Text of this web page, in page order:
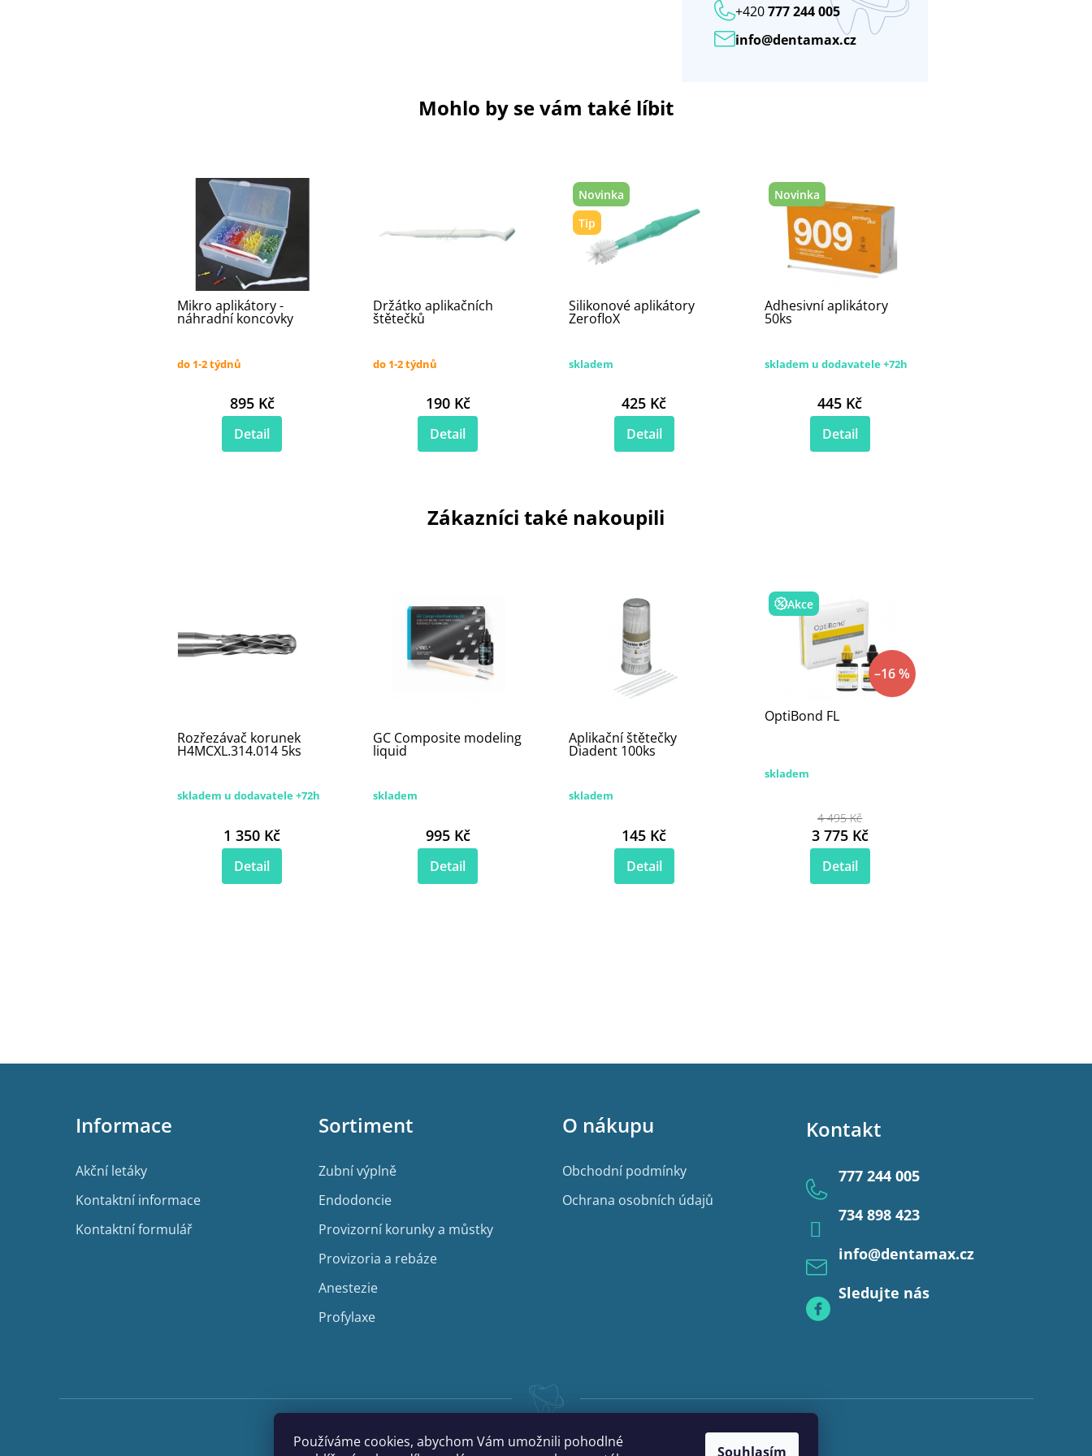
Používáme cookies, abychom Vám umožnili pohodlné
Souhlasím
info@dentamax.cz
+420777 244 005
Mohlo by se vám také líbit
Mikro aplikátory -
náhradní koncovky
do 1-2 týdnů
895 Kč
Detail
Držátko aplikačních
štětečků
do 1-2 týdnů
190 Kč
Detail
Novinka
Tip
Silikonové aplikátory
ZerofloX
skladem
425 Kč
Detail
Novinka
Adhesivní aplikátory
50ks
skladem u dodavatele +72h
445 Kč
Detail
Zákazníci také nakoupili
Rozřezávač korunek
H4MCXL.314.014 5ks
skladem u dodavatele +72h
1 350 Kč
Detail
GC Composite modeling
liquid
skladem
995 Kč
Detail
Aplikační štětečky
Diadent 100ks
skladem
145 Kč
Detail
Akce
–16 %
OptiBond FL
skladem
4 495 Kč
3 775 Kč
Detail
Z
Informace
Akční letáky
Kontaktní informace
Kontaktní formulář
Sortiment
Zubní výplně
Endodoncie
Provizorní korunky a můstky
Provizoria a rebáze
Anestezie
Profylaxe
O nákupu
Obchodní podmínky
Ochrana osobních údajů
Kontakt
info@dentamax.cz
777 244 005
734 898 423
Sledujte nás